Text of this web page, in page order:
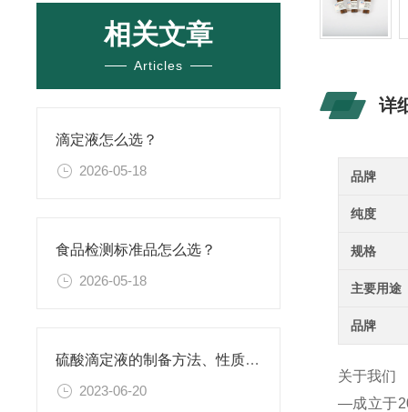
相关文章
Articles
滴定液怎么选？
2026-05-18
食品检测标准品怎么选？
2026-05-18
硫酸滴定液的制备方法、性质、使用注意事项以及应用领域
2023-06-20
详
品牌
纯度
规格
主要用途
品牌
关于我们
—成立于